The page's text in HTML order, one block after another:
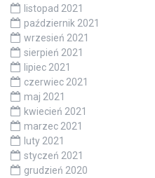
listopad 2021
październik 2021
wrzesień 2021
sierpień 2021
lipiec 2021
czerwiec 2021
maj 2021
kwiecień 2021
marzec 2021
luty 2021
styczeń 2021
grudzień 2020